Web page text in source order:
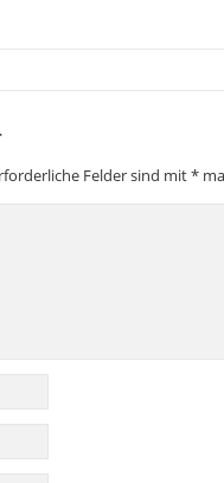
Felder sind mit*